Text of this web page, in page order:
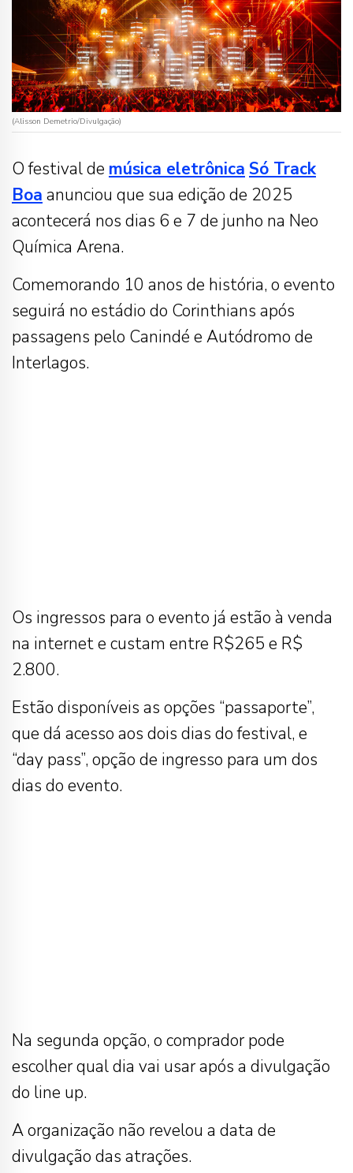
(Alisson Demetrio/Divulgação)
O festival de música eletrônica Só Track
Boa anunciou que sua edição de 2025
acontecerá nos dias 6 e 7 de junho na Neo
Química Arena.
Comemorando 10 anos de história, o evento
seguirá no estádio do Corinthians após
passagens pelo Canindé e Autódromo de
Interlagos.
Os ingressos para o evento já estão à venda
na internet e custam entre R$265 e R$
2.800.
Estão disponíveis as opções “passaporte”,
que dá acesso aos dois dias do festival, e
“day pass”, opção de ingresso para um dos
dias do evento.
Na segunda opção, o comprador pode
escolher qual dia vai usar após a divulgação
do line up.
A organização não revelou a data de
divulgação das atrações.